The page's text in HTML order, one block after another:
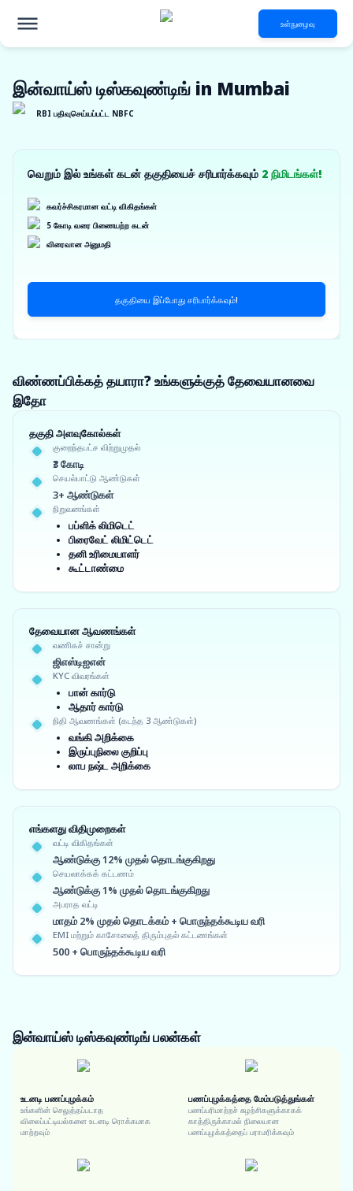
உள்நுழைவு
இன்வாய்ஸ் டிஸ்கவுண்டிங் in Mumbai
RBI பதிவுசெய்யப்பட்ட NBFC
வெறும் இல் உங்கள் கடன் தகுதியைச் சரிபார்க்கவும் 2 நிமிடங்கள்!
கவர்ச்சிகரமான வட்டி விகிதங்கள்
5 கோடி வரை பிணையற்ற கடன்
விரைவான அனுமதி
தகுதியை இப்போது சரிபார்க்கவும்!
விண்ணப்பிக்கத் தயாரா? உங்களுக்குத் தேவையானவை
இதோ
தகுதி அளவுகோல்கள்
குறைந்தபட்ச விற்றுமுதல்
₹3 கோடி
செயல்பாட்டு ஆண்டுகள்
3+ ஆண்டுகள்
நிறுவனங்கள்
பப்ளிக் லிமிடெட்
பிரைவேட் லிமிட்டெட்
தனி உரிமையாளர்
கூட்டாண்மை
தேவையான ஆவணங்கள்
வணிகச் சான்று
ஜிஎஸ்டிஐஎன்
KYC விவரங்கள்
பான் கார்டு
ஆதார் கார்டு
நிதி ஆவணங்கள் (கடந்த 3 ஆண்டுகள்)
வங்கி அறிக்கை
இருப்புநிலை குறிப்பு
லாப நஷ்ட அறிக்கை
எங்களது விதிமுறைகள்
வட்டி விகிதங்கள்
ஆண்டுக்கு 12% முதல் தொடங்குகிறது
செயலாக்கக் கட்டணம்
ஆண்டுக்கு 1% முதல் தொடங்குகிறது
அபராத வட்டி
மாதம் 2% முதல் தொடக்கம் + பொருந்தக்கூடிய வரி
EMI மற்றும் காசோலைத் திரும்புதல் கட்டணங்கள்
500 + பொருந்தக்கூடிய வரி
இன்வாய்ஸ் டிஸ்கவுண்டிங்பலன்கள்
உடனடி பணப்புழக்கம்
உங்களின் செலுத்தப்படாத
விலைப்பட்டியல்களை உடனடி ரொக்கமாக
மாற்றவும்
பணப்புழக்கத்தை மேம்படுத்துங்கள்
பணப்பரிமாற்றச் சுழற்சிகளுக்காகக்
காத்திருக்காமல் நிலையான
பணப்புழக்கத்தைப் பராமரிக்கவும்